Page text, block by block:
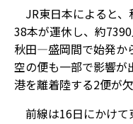
JR東日本によると、
38本が運休し、約
秋田―盛岡間で始発か
空の便も一部で影響が
港を離着陸する2便が欠
前線は16日にかけて